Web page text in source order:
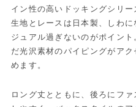
イン性の高いドッキングシリー
生地とレースは日本製、しわ
ジュアル過ぎないのがポイン
だ光沢素材のパイピングがア
めます。
ロング丈とともに、後ろにフ